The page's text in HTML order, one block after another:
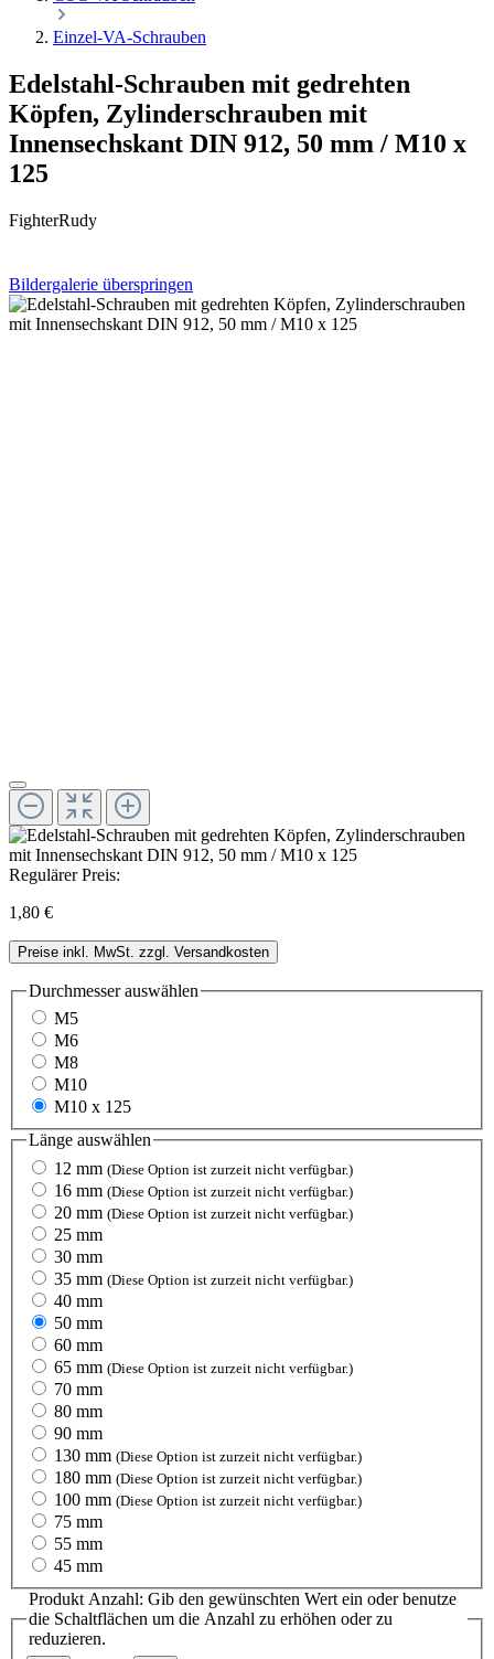
Einzel-VA-Schrauben
Edelstahl-Schrauben mit gedrehten
Köpfen, Zylinderschrauben mit
Innensechskant DIN 912, 50 mm / M10 x
125
FighterRudy
Bildergalerie überspringen
Regulärer Preis:
1,80 €
Preise inkl. MwSt. zzgl. Versandkosten
Durchmesserauswählen
M5
M6
M8
M10
M10 x 125
Länge auswählen
12 mm (Diese Option ist zurzeit nicht verfügbar.)
16 mm (Diese Option ist zurzeit nicht verfügbar.)
20 mm (Diese Option ist zurzeit nicht verfügbar.)
25 mm
30 mm
35 mm (Diese Option ist zurzeit nicht verfügbar.)
40 mm
50 mm
60 mm
65 mm (Diese Option ist zurzeit nicht verfügbar.)
70 mm
80 mm
90 mm
130 mm (Diese Option ist zurzeit nicht verfügbar.)
180 mm (Diese Option ist zurzeit nicht verfügbar.)
100 mm (Diese Option ist zurzeit nicht verfügbar.)
75 mm
55 mm
45 mm
Produkt Anzahl: Gib den gewünschten Wert ein oder benutze
die Schaltflächen um die Anzahl zu erhöhen oder zu
reduzieren.